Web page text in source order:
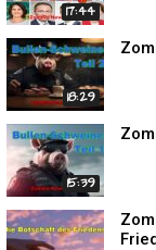
17:44
18:29
15:39